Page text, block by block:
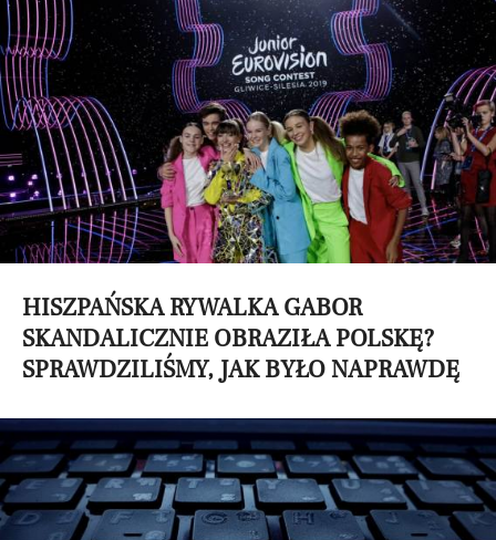
HISZPAŃSKA RYWALKA GABOR
SKANDALICZNIE OBRAZIŁA POLSKĘ?
SPRAWDZILIŚMY, JAK BYŁO NAPRAWDĘ